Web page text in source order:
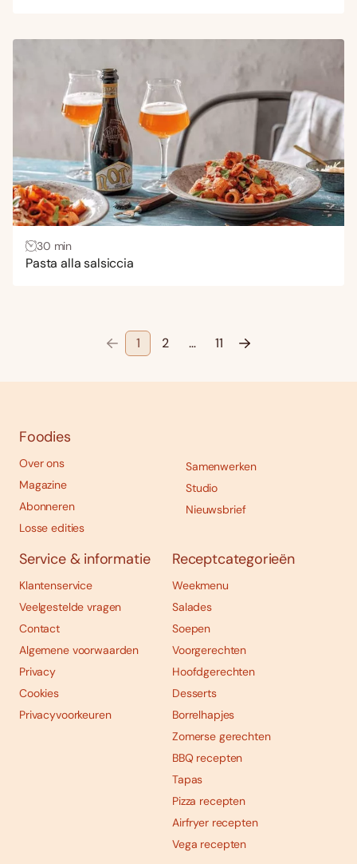
30 min
Pasta alla salsiccia
1 2 … 11
Foodies
Over ons
Magazine
Abonneren
Losse edities
Samenwerken
Studio
Nieuwsbrief
Service & informatie
Klantenservice
Veelgestelde vragen
Contact
Algemene voorwaarden
Privacy
Cookies
Privacyvoorkeuren
Receptcategorieën
Weekmenu
Salades
Soepen
Voorgerechten
Hoofdgerechten
Desserts
Borrelhapjes
Zomerse gerechten
BBQ recepten
Tapas
Pizza recepten
Airfryer recepten
Vega recepten